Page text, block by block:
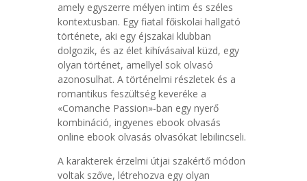
amely egyszerre mélyen intim és széles
kontextusban. Egy fiatal főiskolai hallgató
története, aki egy éjszakai klubban
dolgozik, és az élet kihívásaival küzd, egy
olyan történet, amellyel sok olvasó
azonosulhat. A történelmi részletek és a
romantikus feszültség keveréke a
«Comanche Passion»-ban egy nyerő
kombináció, ingyenes ebook olvasás
online ebook olvasás olvasókat lebilincseli.
A karakterek érzelmi útjai szakértő módon
voltak szőve, létrehozva egy olyan